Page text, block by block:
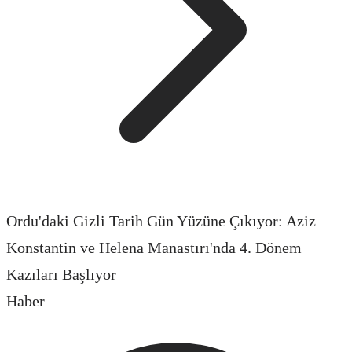
Ordu'daki Gizli Tarih Gün Yüzüne Çıkıyor: Aziz
Konstantin ve Helena Manastırı'nda 4. Dönem
Kazıları Başlıyor
Haber